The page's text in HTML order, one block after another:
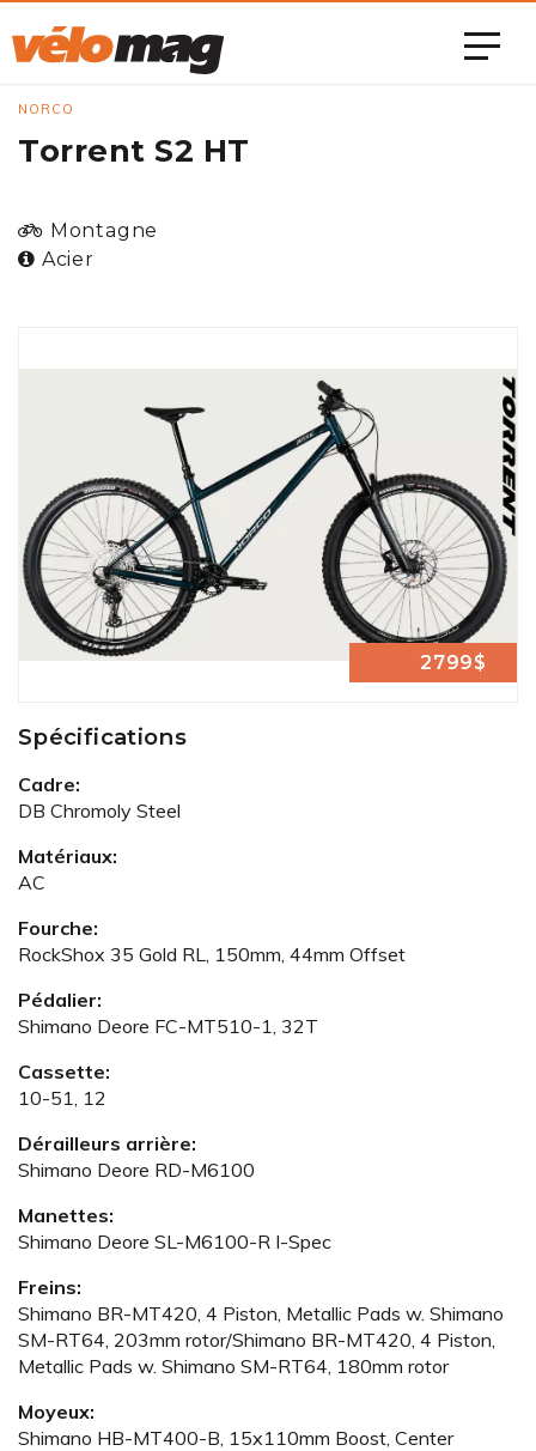
NORCO
Torrent S2 HT
Montagne
Acier
2799$
Spécifications
Cadre:
DB Chromoly Steel
Matériaux:
AC
Fourche:
RockShox 35 Gold RL, 150mm, 44mm Offset
Pédalier:
Shimano Deore FC-MT510-1, 32T
Cassette:
10-51, 12
Dérailleurs arrière:
Shimano Deore RD-M6100
Manettes:
Shimano Deore SL-M6100-R I-Spec
Freins:
Shimano BR-MT420, 4 Piston, Metallic Pads w. Shimano
SM-RT64, 203mm rotor/Shimano BR-MT420, 4 Piston,
Metallic Pads w. Shimano SM-RT64, 180mm rotor
Moyeux:
Shimano HB-MT400-B, 15x110mm Boost, Center